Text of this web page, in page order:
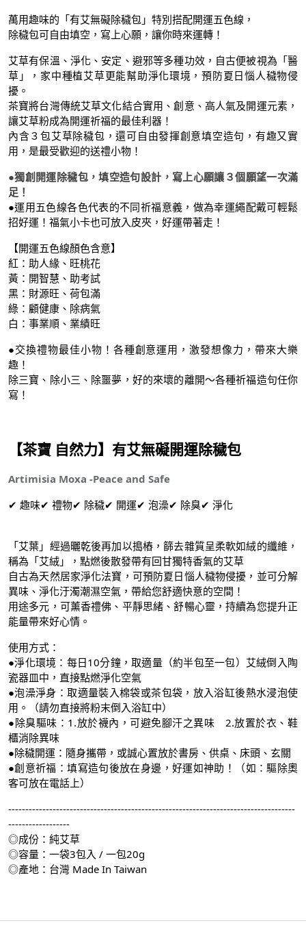
萬用趣味的「有艾無礙除穢包」特別搭配開運五色線，
除穢包可自由填空，寫上心願，讓你時來運轉！
艾草有保溫、淨化、安定、避邪等多種功效，自古便被視為「醫
草」，家中種植艾草更能幫助淨化環境，預防夏日惱人穢物侵
擾。
茶寶將台灣傳統艾草文化結合實用、創意、高人氣及開運元素，
讓艾草粉成為開運祈福的最佳利器！
內含３包艾草除穢包，還可自由發揮創意填空造句，有趣又實
用，是最受歡迎的送禮小物！
●獨創開運除穢包，填空造句設計，寫上心願讓３個願望一次滿
足！
●運用五色線各色代表的不同祈福意義，做為幸運繩配戴可輕鬆
招好運！福氣小卡也可放入皮夾，好運帶著走！
【開運五色線顏色含意】
紅：助人緣、旺桃花
黃：開智慧、助考試
黑：財源旺、荷包滿
綠：顧健康、除病氣
白：事業順、業績旺
●交換禮物最佳小物！各種創意運用，激發想像力，帶來大樂
趣！
除三寶、除小三、除噩夢，好的來壞的離開～各種祈福造句任你
寫！
【茶寶 自然力】有艾無礙開運除穢包
Artimisia Moxa -Peace and Safe
✔ 趣味✔ 禮物✔ 除穢✔ 開運✔ 泡澡✔ 除臭✔ 淨化
「艾葉」經過曬乾後再加以搗樁，篩去雜質呈柔軟如絨的纖維，
稱為「艾絨」，點燃後散發帶有回甘獨特香氣的艾草
自古為天然居家淨化法寶，可預防夏日惱人穢物侵擾，並可分解
異味、淨化汙濁潮濕空氣，帶給您舒適快意的空間！
用途多元，可薰香禮佛、平靜思緒、舒暢心靈，持續為您提升正
能量帶來好心情。
使用方式：
●淨化環境：每日10分鐘，取適量（約半包至一包）艾絨倒入陶
瓷器皿中，直接點燃淨化空氣
●泡澡淨身：取適量裝入棉袋或茶包袋，放入浴缸後熱水浸泡使
用。（請勿直接將粉末倒入浴缸中）
●除臭驅味：1.放於襪內，可避免腳汗之異味 2.放置於衣、鞋
櫃消除異味
●除穢開運：隨身攜帶，或誠心置放於書房、供桌、床頭、玄關
●創意祈福：填寫造句後放在身邊，好運如神助！（如：驅除奧
客可放在電話上）
------------------------------------------------------------------------------------
------------------
◎成份：純艾草
◎容量：一袋3包入 / 一包20g
◎產地：台灣 Made In Taiwan